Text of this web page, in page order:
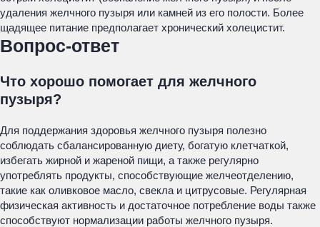
удаления желчного пузыря или камней из его полости. Более
щадящее питание предполагает хронический холецистит.
Вопрос-ответ
Что хорошо помогает для желчного
пузыря?
Для поддержания здоровья желчного пузыря полезно
соблюдать сбалансированную диету, богатую клетчаткой,
избегать жирной и жареной пищи, а также регулярно
употреблять продукты, способствующие желчеотделению,
такие как оливковое масло, свекла и цитрусовые. Регулярная
физическая активность и достаточное потребление воды также
способствуют нормализации работы желчного пузыря.